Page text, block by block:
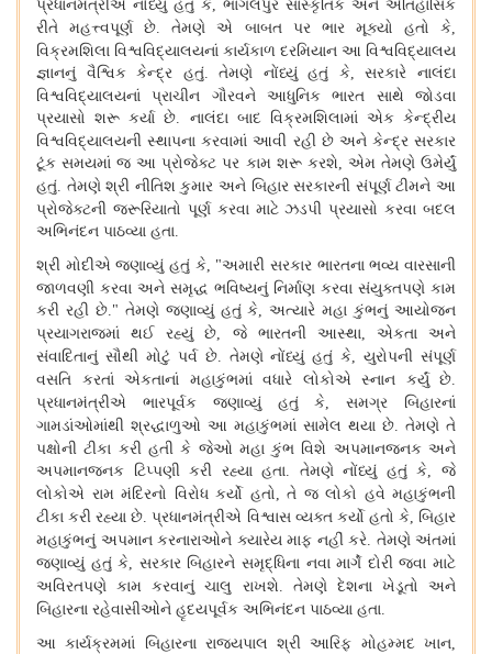
પ્રધાનમંત્રીએ નોંધ્યું હતું કે, ભાગલપુર સાંસ્કૃતિક અને ઐતિહાસિક
રીતે મહત્ત્વપૂર્ણ છે.તેમણે એ બાબત પર ભાર મૂક્યો હતો કે,
વિક્રમશિલા વિશ્વવિદ્યાલયનાં કાર્યકાળ દરમિયાન આ વિશ્વવિદ્યાલય
જ્ઞાનનું વૈશ્વિક કેન્દ્ર હતું.તેમણે નોંધ્યું હતું કે,સરકારે નાલંદા
વિશ્વવિદ્યાલયનાં પ્રાચીન ગૌરવને આધુનિક ભારત સાથે જોડવા
પ્રયાસો શરૂ કર્યા છે. નાલંદા બાદ વિક્રમશિલામાં એક કેન્દ્રીય
વિશ્વવિદ્યાલયની સ્થાપના કરવામાં આવી રહી છે અને કેન્દ્ર સરકાર
ટૂંક સમયમાં જ આ પ્રોજેક્ટ પર કામ શરૂ કરશે, એમ તેમણે ઉમેર્યું
હતું. તેમણે શ્રી નીતિશ કુમાર અને બિહાર સરકારની સંપૂર્ણ ટીમને આ
પ્રોજેક્ટની જરૂરિયાતો પૂર્ણ કરવા માટે ઝડપી પ્રયાસો કરવા બદલ
અભિનંદન પાઠવ્યા હતા.
શ્રી મોદીએ જણાવ્યું હતું કે, "અમારી સરકાર ભારતના ભવ્ય વારસાની
જાળવણી કરવા અને સમૃદ્ધ ભવિષ્યનું નિર્માણ કરવા સંયુક્તપણે કામ
કરી રહી છે." તેમણે જણાવ્યું હતું કે,અત્યારે મહા કુંભનું આયોજન
પ્રયાગરાજમાં થઈ રહ્યું છે, જે ભારતની આસ્થા, એકતા અને
સંવાદિતાનું સૌથી મોટું પર્વ છે. તેમણે નોંધ્યું હતું કે,યુરોપની સંપૂર્ણ
વસતિ કરતાં એકતાનાં મહાકુંભમાં વધારે લોકોએ સ્નાન કર્યું છે.
પ્રધાનમંત્રીએ ભારપૂર્વક જણાવ્યું હતું કે,સમગ્ર બિહારનાં
ગામડાંઓમાંથી શ્રદ્ધાળુઓ આ મહાકુંભમાં સામેલ થયા છે. તેમણે તે
પક્ષોની ટીકા કરી હતી કે જેઓ મહા કુંભ વિશે અપમાનજનક અને
અપમાનજનક ટિપ્પણી કરી રહ્યા હતા. તેમણે નોંધ્યું હતું કે,જે
લોકોએ રામ મંદિરનો વિરોધ કર્યો હતો, તે જ લોકો હવે મહાકુંભની
ટીકા કરી રહ્યા છે. પ્રધાનમંત્રીએ વિશ્વાસ વ્યક્ત કર્યો હતો કે, બિહાર
મહાકુંભનું અપમાન કરનારાઓને ક્યારેય માફ નહીં કરે. તેમણે અંતમાં
જણાવ્યું હતું કે, સરકાર બિહારને સમૃદ્ધિના નવા માર્ગે દોરી જવા માટે
અવિરતપણે કામ કરવાનું ચાલુ રાખશે. તેમણે દેશના ખેડૂતો અને
બિહારના રહેવાસીઓને હૃદયપૂર્વક અભિનંદન પાઠવ્યા હતા.
આ કાર્યક્રમમાં બિહારના રાજ્યપાલ શ્રી આરિફ મોહમ્મદ ખાન,